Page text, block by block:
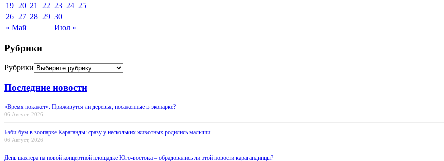
« Май Июл »
19 20 21 22 23 24 25
26 27 28 29 30
Рубрики
Рубрики
Последние новости
«Время покажет». Приживутся ли деревья, посаженные в экопарке?
06 Август, 2026
Бэби-бум в зоопарке Караганды: сразу у нескольких животных родились малыши
06 Август, 2026
День шахтера на новой концертной площадке Юго-востока – обрадовались ли этой новости карагандинцы?